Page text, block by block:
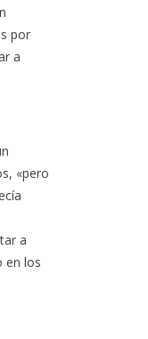
por
a
«pero
a
en los